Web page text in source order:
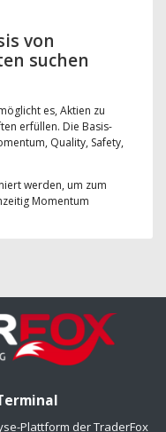
von
suchen
es, Aktien zu
erfüllen. Die Basis-
Quality, Safety,
werden, um zum
Momentum
Plattform der TraderFox